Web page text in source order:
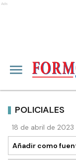
Ads
POLICIALES
18 de abril de
Añadir como